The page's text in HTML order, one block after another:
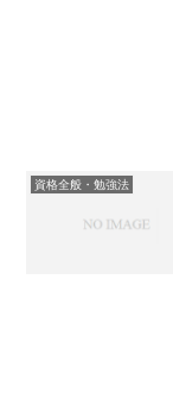
資格全般・勉強法